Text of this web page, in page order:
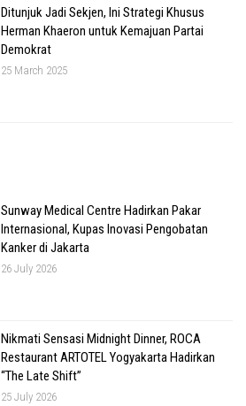
Ditunjuk Jadi Sekjen, Ini Strategi Khusus
Herman Khaeron untuk Kemajuan Partai
Demokrat
25 March 2025
Sunway Medical Centre Hadirkan Pakar
Internasional, Kupas Inovasi Pengobatan
Kanker di Jakarta
26 July 2026
Nikmati Sensasi Midnight Dinner, ROCA
Restaurant ARTOTEL Yogyakarta Hadirkan
“The Late Shift”
25 July 2026